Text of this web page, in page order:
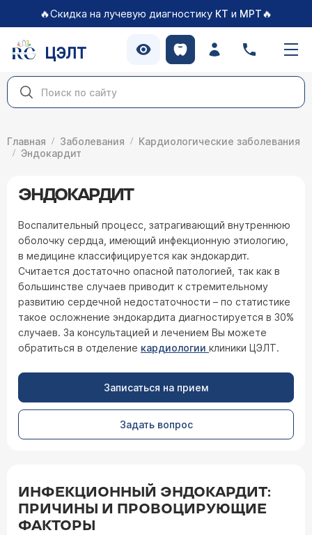
🔥Скидка на лучевую диагностику КТ и МРТ🔥
ЦЭЛТ
Главная Заболевания
Кардиологические заболевания
Эндокардит
ЭНДОКАРДИТ
Воспалительный процесс, затрагивающий внутреннюю
оболочку сердца, имеющий инфекционную этиологию,
в медицине классифицируется как эндокардит.
Считается достаточно опасной патологией, так как в
большинстве случаев приводит к стремительному
развитию сердечной недостаточности – по статистике
такое осложнение эндокардита диагностируется в 30%
случаев. За консультацией и лечением Вы можете
обратиться в отделение кардиологии клиники ЦЭЛТ.
Записаться на прием
Задать вопрос
ИНФЕКЦИОННЫЙ ЭНДОКАРДИТ:
ПРИЧИНЫ И ПРОВОЦИРУЮЩИЕ
ФАКТОРЫ